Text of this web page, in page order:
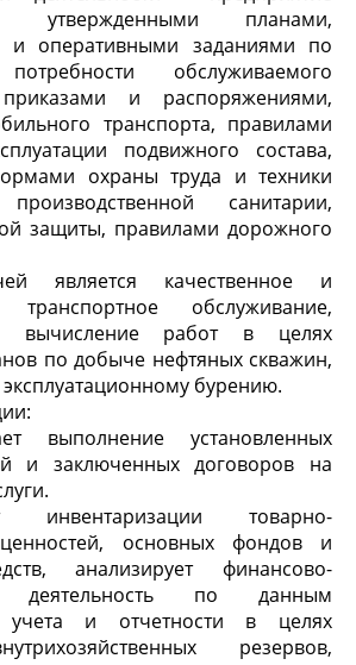
утвержденными планами,
и оперативными заданиями по
обслуживаемого
приказами и распоряжениями,
транспорта, правилами
подвижного состава,
охраны труда и техники
производственной санитарии,
защиты, правилами дорожного
является качественное и
транспортное обслуживание,
вычисление работ в целях
по добыче нефтяных скважин,
бурению.
выполнение установленных
и заключенных договоров на
товарно-
основных фондов и
анализирует финансово-
деятельность по данным
учета и отчетности в целях
резервов,